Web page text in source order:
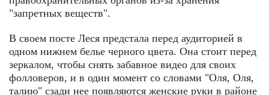
"запретных веществ".
В своем посте Леся предстала перед аудиторией в
одном нижнем белье черного цвета. Она стоит перед
зеркалом, чтобы снять забавное видео для своих
фолловеров, и в один момент со словами "Оля, Оля,
талию" сзади нее появляются женские руки в районе